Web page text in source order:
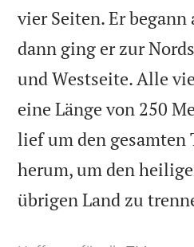
vier Seiten. Er begann
dann ging er zur
und Westseite. Alle
eine Länge von 250
lief um den gesamten
herum, um den
übrigen Land zu